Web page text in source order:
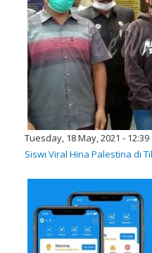
Tuesday, 18 May, 2021 - 12:39
Siswi Viral Hina Palestina di